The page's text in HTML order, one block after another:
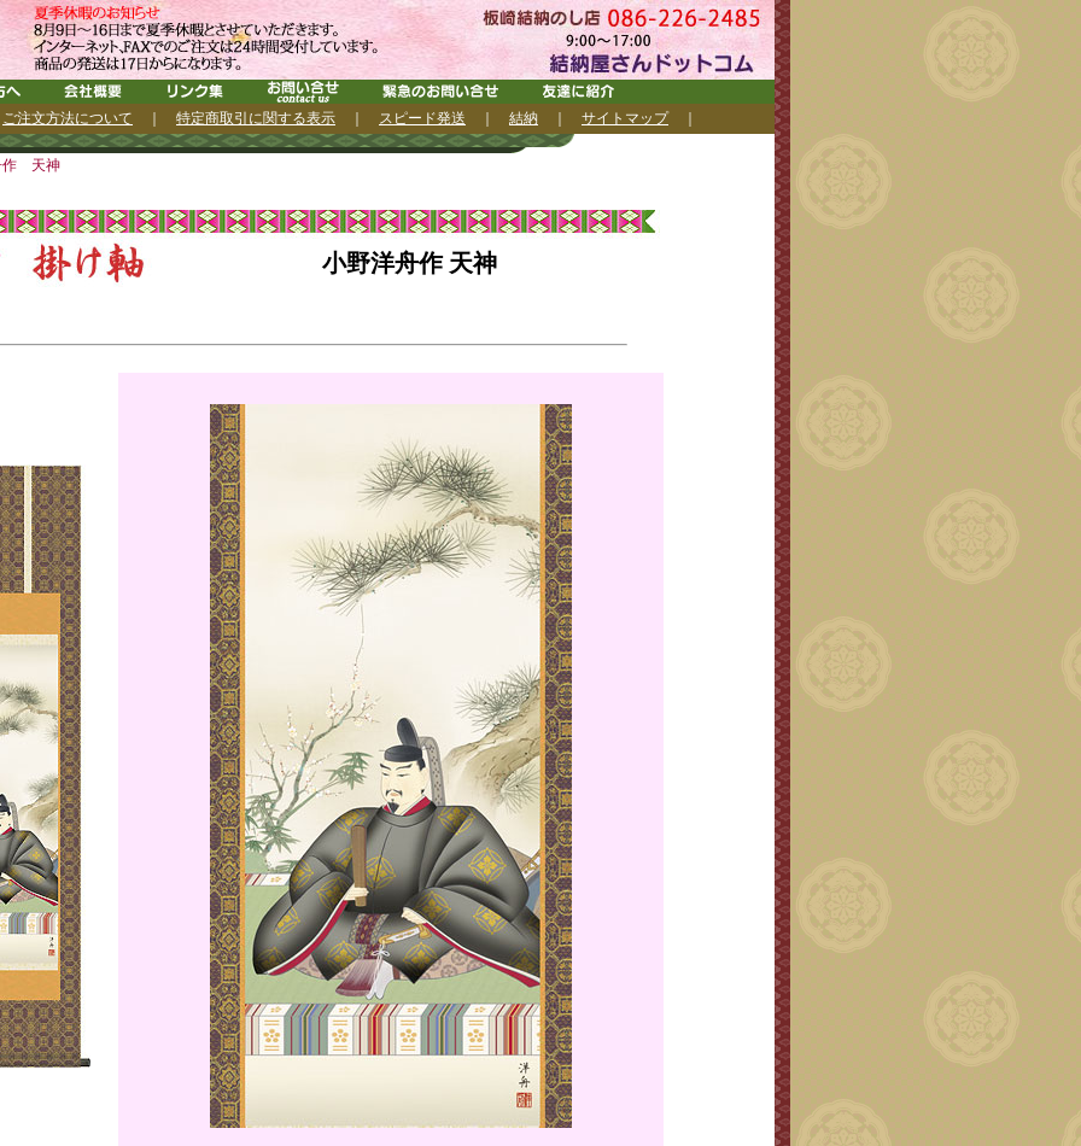
ご注文方法について 特定商取引に関する表示 スピード発送 結納 サイトマップ｜
作 天神
小野洋舟作 天神